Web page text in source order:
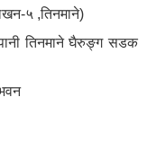
५ ,तिनमाने)
तिनमाने घैरुङ्ग सडक